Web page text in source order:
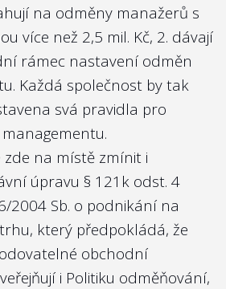
na odměny manažerů s
více než 2,5 mil. Kč, 2. dávají
rámec nastavení odměn
Každá společnost by tak
svá pravidla pro
zde na místě zmínit i
úpravu§ 121k odst. 4
2004 Sb. o podnikání na
, který předpokládá, že
obchodní
i Politiku odměňování,